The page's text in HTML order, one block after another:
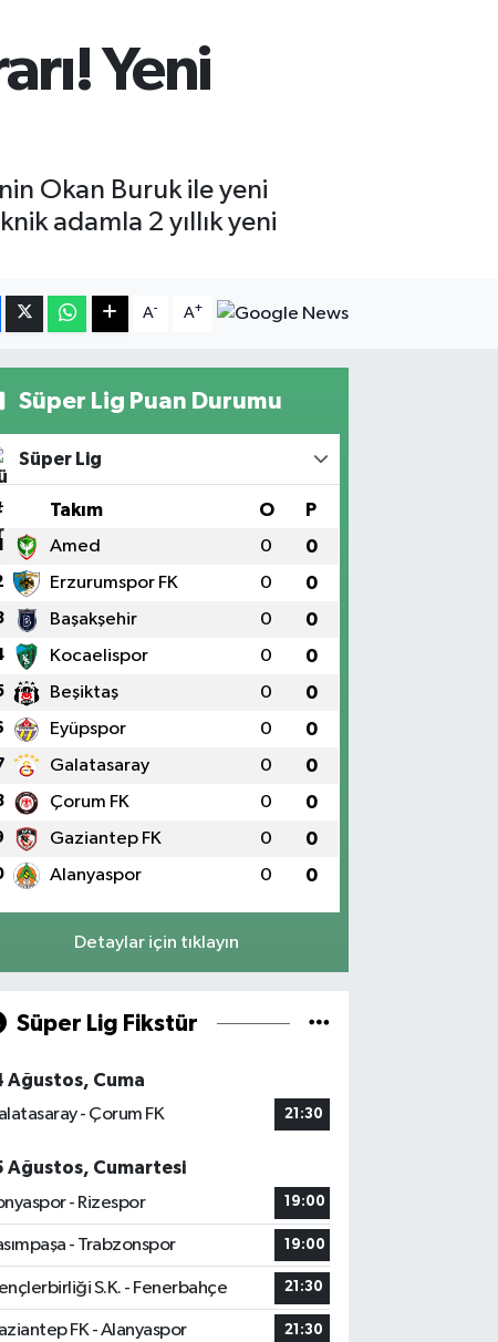
Yeni
Okan Buruk ile yeni
adamla 2 yıllık yeni
A- A+
Süper Lig Puan Durumu
Süper Lig
Takım O P
Amed 0 0
Erzurumspor FK 0 0
Başakşehir 0 0
Kocaelispor 0 0
Beşiktaş 0 0
Eyüpspor 0 0
Galatasaray 0 0
Çorum FK 0 0
Gaziantep FK 0 0
Alanyaspor 0 0
Detaylar için tıklayın
Süper Lig Fikstür
Ağustos, Cuma
- Çorum FK
21:30
Ağustos, Cumartesi
- Rizespor
19:00
- Trabzonspor 19:00
S.K. - Fenerbahçe 21:30
FK - Alanyaspor 21:30